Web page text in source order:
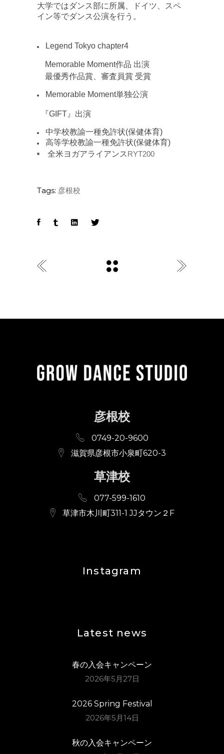
大学ではダンス部に所属、ドイツ、スペ
イン等でダンス公演を行う。
Legend Tokyo chapter4
Memorable Moment作品 出演
最優秀作品賞、審査員賞 受賞
Memorable Moment単独公演
『GIFT 』出演
中学校教諭一種免許状(保健体育)
高等学校教諭一種免許状(保健体育)
全米ヨガアライアンス RYT200
Tags: 彦根校
彦根校
0749-20-9600
滋賀県彦根市小泉町620-3
草津校
077-599-1610
草津市木川町311-1 JJタウン２F
Instagram
Latest news
春の入会キャンペーン
2026年5月27日
2026 Spring Festival
2026年5月14日
秋の入会キャンペーン